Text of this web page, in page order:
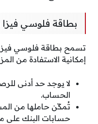
بطاقة فلوسي
تسمح بطاقة فلوسي
إمكانية الاستفادة من
لا يوجد حد أدنى
الحساب.
تُمكّن حاملها من
حسابات البنك على